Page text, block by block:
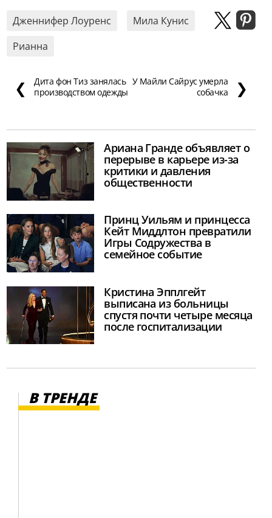
Дженнифер Лоуренс
Мила Кунис
Рианна
❮
Дита фон Тиз занялась
производством одежды
У Майли Сайрус умерла
собачка
❯
Ариана Гранде объявляет о
перерыве в карьере из-за
критики и давления
общественности
Принц Уильям и принцесса
Кейт Миддлтон превратили
Игры Содружества в
семейное событие
Кристина Эпплгейт
выписана из больницы
спустя почти четыре месяца
после госпитализации
В ТРЕНДЕ